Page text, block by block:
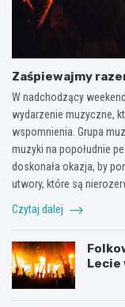
Zaśpiewajmy
W nadchodzący
wydarzenie muzyczne,
wspomnienia. Grupa
muzyki na popołudnie
doskonała okazja, by
utwory, które są
Czytaj dalej
Lecie